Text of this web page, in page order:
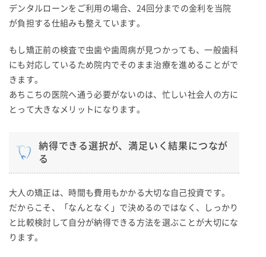
デンタルローンをご利用の場合、24回分までの金利を当院
が負担する仕組みも整えています。
もし矯正前の検査で虫歯や歯周病が見つかっても、一般歯科
にも対応しているため院内でそのまま治療を進めることがで
きます。
あちこちの医院へ通う必要がないのは、忙しい社会人の方に
とって大きなメリットになります。
納得できる選択が、満足いく結果につなが
る
大人の矯正は、時間も費用もかかる大切な自己投資です。
だからこそ、「なんとなく」で決めるのではなく、しっかり
と比較検討して自分が納得できる方法を選ぶことが大切にな
ります。